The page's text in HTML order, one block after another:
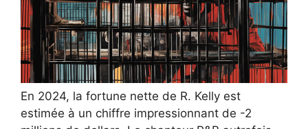
En 2024, la fortune nette de R. Kelly est
estimée à un chiffre impressionnant de -2